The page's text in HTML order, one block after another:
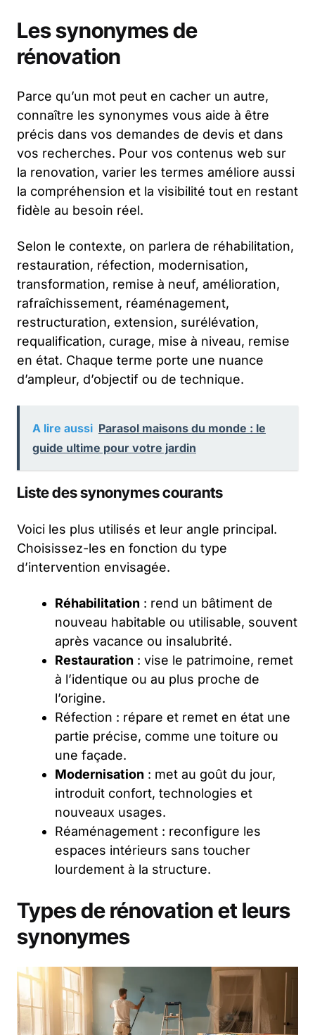
Les synonymes de
rénovation
Parce qu’un mot peut en cacher un autre,
connaître les synonymes vous aide à être
précis dans vos demandes de devis et dans
vos recherches. Pour vos contenus web sur
la renovation, varier les termes améliore aussi
la compréhension et la visibilité tout en restant
fidèle au besoin réel.
Selon le contexte, on parlera de réhabilitation,
restauration, réfection, modernisation,
transformation, remise à neuf, amélioration,
rafraîchissement, réaménagement,
restructuration, extension, surélévation,
requalification, curage, mise à niveau, remise
en état. Chaque terme porte une nuance
d’ampleur, d’objectif ou de technique.
A lire aussi Parasol maisons du monde : le
guide ultime pour votre jardin
Liste des synonymes courants
Voici les plus utilisés et leur angle principal.
Choisissez-les en fonction du type
d’intervention envisagée.
Réhabilitation : rend un bâtiment de
nouveau habitable ou utilisable, souvent
après vacance ou insalubrité.
Restauration : vise le patrimoine, remet
à l’identique ou au plus proche de
l’origine.
Réfection : répare et remet en état une
partie précise, comme une toiture ou
une façade.
Modernisation : met au goût du jour,
introduit confort, technologies et
nouveaux usages.
Réaménagement : reconfigure les
espaces intérieurs sans toucher
lourdement à la structure.
Types de rénovation et leurs
synonymes